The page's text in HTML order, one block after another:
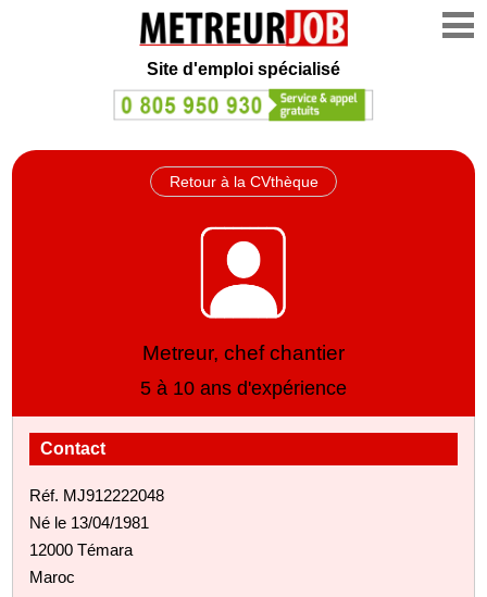
Site d'emploi spécialisé
Retour à la CVthèque
Metreur, chef chantier
5 à 10 ans d'expérience
Contact
Réf. MJ912222048
Né le 13/04/1981
12000 Témara
Maroc